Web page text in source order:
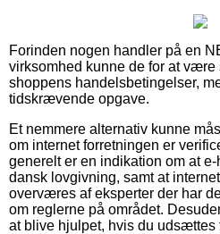
Forinden nogen handler på en
virksomhed kunne de for at
shoppens handelsbetingelser,
tidskrævende opgave.
Et nemmere alternativ kunne
om internet forretningen er
generelt er en indikation om at
dansk lovgivning, samt at
overværes af eksperter der har
om reglerne på området.
at blive hjulpet, hvis du